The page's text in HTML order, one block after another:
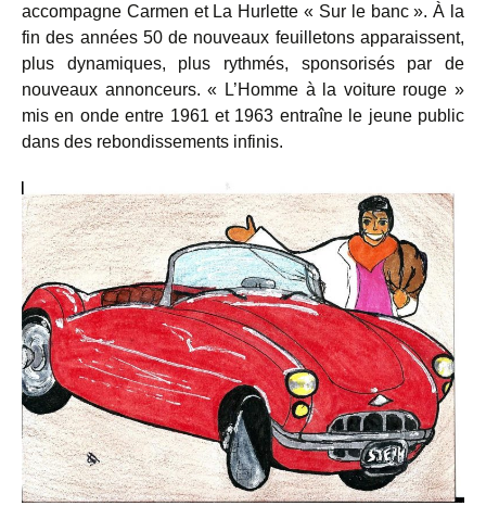
accompagne Carmen et La Hurlette « Sur le banc ». À la
fin des années 50 de nouveaux feuilletons apparaissent,
plus dynamiques, plus rythmés, sponsorisés par de
nouveaux annonceurs. « L’Homme à la voiture rouge »
mis en onde entre 1961 et 1963 entraîne le jeune public
dans des rebondissements infinis.